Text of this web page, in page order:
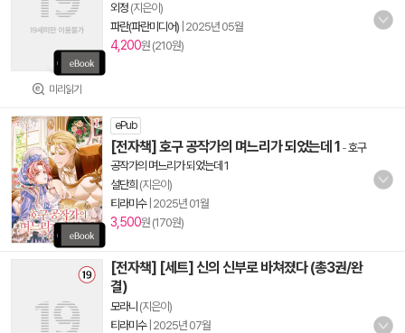
미리읽기
외정 (지은이)
파란(파란미디어) 2025년 05월
4,200원 (210원)
ePub
[전자책] 호구 공작가의 며느리가 되었는데 1 -호구
공작가의 며느리가 되었는데 1
설단희 (지은이)
티라미수| 2025년 01월
3,500원 (170원)
[전자책] [세트] 신의 신부로 바쳐졌다 (총3권/완
결)
모라니 (지은이)
티라미수| 2025년 07월